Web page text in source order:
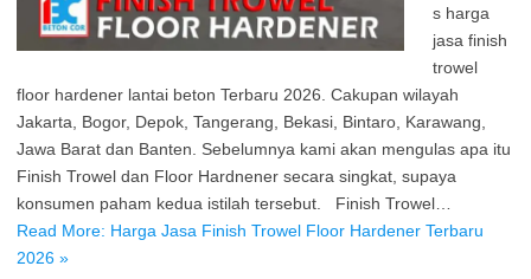
s harga
jasa finish
trowel
floor hardener lantai beton Terbaru 2026. Cakupan wilayah
Jakarta, Bogor, Depok, Tangerang, Bekasi, Bintaro, Karawang,
Jawa Barat dan Banten. Sebelumnya kami akan mengulas apa itu
Finish Trowel dan Floor Hardnener secara singkat, supaya
konsumen paham kedua istilah tersebut. Finish Trowel…
Read More: Harga Jasa Finish Trowel Floor Hardener Terbaru
2026 »